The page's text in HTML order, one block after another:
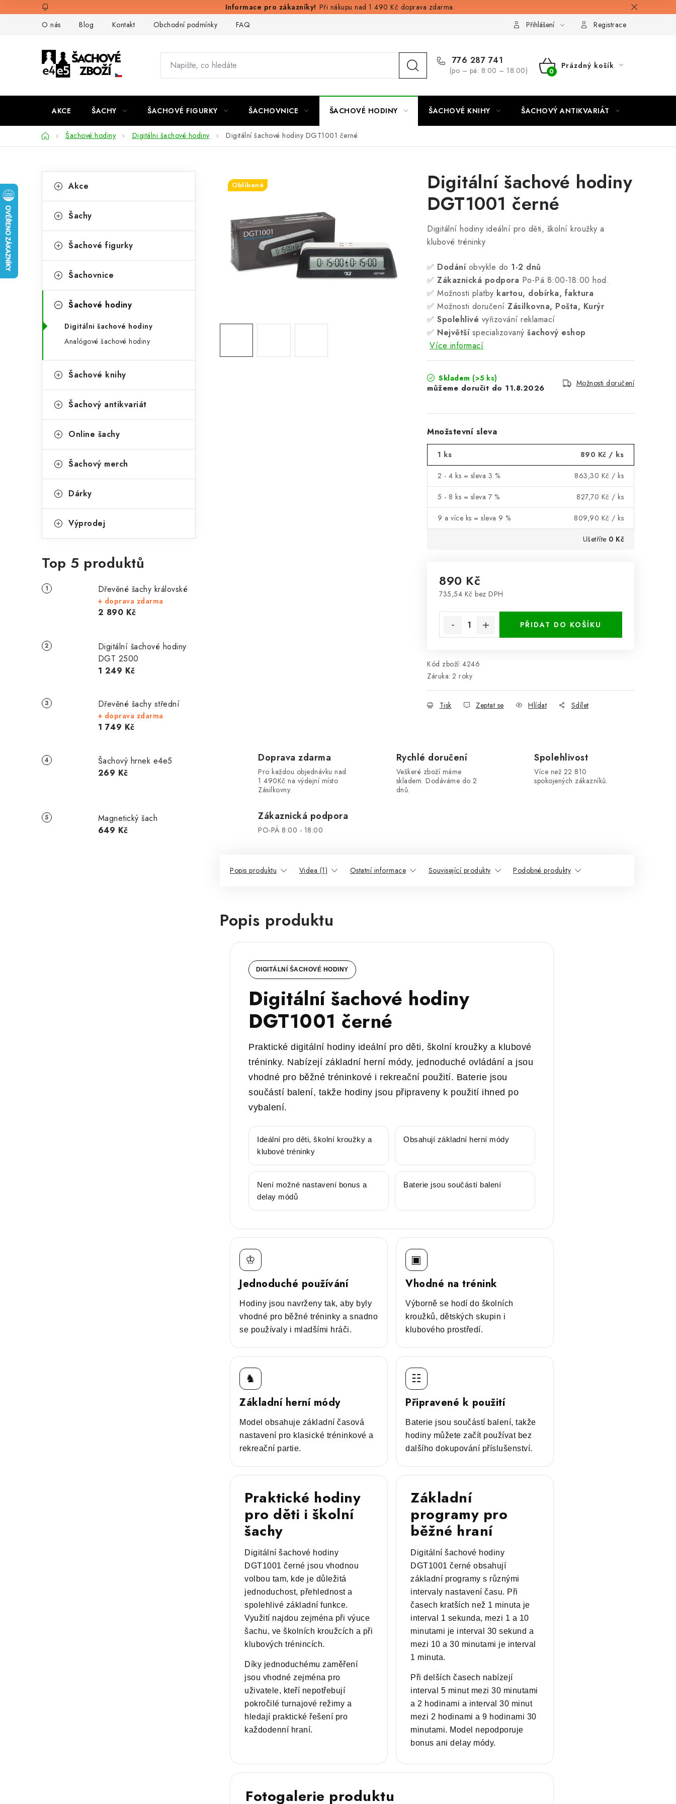
na
Při nákupu nad 1 490 Kč doprava zdarma.
O nás
Blog Kontakt Obchodní podmínky FAQ Přihlášení Registrace
776 287 741
(po – pá: 8:00 – 18:00)
NÁKUPNÍ
Prázdný košík
AKCE ŠACHY ŠACHOVÉ FIGURKY ŠACHOVNICE ŠACHOVÉ HODINY ŠACHOVÉ KNIHY ŠACHOVÝ ANTIKVARIÁT
DomůŠachové hodiny Digitálni šachové hodiny Digitální šachové hodiny DGT1001 černé
o
t
r
n
í
n
kategorie
a
e
o
i
Akce
Šachy
Šachové figurky
Šachovnice
Šachové hodiny
Digitálni šachové hodiny
Analógové šachové hodiny
Šachové knihy
Šachový antikvariát
Online šachy
Šachový merch
Dárky
Výprodej
Top 5 produktů
Dřevěné šachy královské
+ doprava zdarma
2 890 Kč
Digitální šachové hodiny
DGT 2500
1 249 Kč
Dřevěné šachy střední
+ doprava zdarma
1 749 Kč
Šachový hrnek e4e5
269 Kč
Magnetický šach
649 Kč
Digitální šachové hodiny
DGT1001 černé
Digitální hodiny ideální pro děti, školní kroužky a
klubové tréninky
✅ Dodáníobvykle do 1-2 dnů
✅ Zákaznická podpora Po-Pá 8:00-18:00 hod.
✅ Možnosti platby kartou, dobírka, faktura
✅ Možnosti doručení Zásilkovna, Pošta, Kurýr
✅ Spolehlivé vyřizování reklamací
✅ Největšíspecializovaný šachový eshop
Více informací
Skladem (>5 ks)
11.8.2026 Možnosti doručení
Množstevní sleva
1 ks 890 Kč / ks
2 - 4 ks = sleva 3 % 863,30 Kč / ks
5 - 8 ks = sleva 7 % 827,70 Kč / ks
9 a více ks = sleva 9 % 809,90 Kč / ks
Ušetříte 0 Kč
890 Kč
735,54 Kč bez DPH
PŘIDAT DO KOŠÍKU
Kód zboží: 4246
Záruka: 2 roky
Tisk Zeptat se Hlídat Sdílet
Oblíbené
Doprava zdarma
Pro každou objednávku nad
1 490Kč na výdejní místo
Zásilkovny.
Rychlé doručení
Veškeré zboží máme
skladem. Dodáváme do 2
dnů.
Spolehlivost
Více než 22 810
spokojených zákazníků.
Zákaznická podpora
PO-PÁ 8:00 - 18:00
Popis produktu Videa (1) Ostatní informace Související produkty Podobné produkty
Popis produktu
DIGITÁLNÍ ŠACHOVÉ HODINY
Digitální šachové hodiny
DGT1001 černé
Praktické digitální hodiny ideální pro děti, školní kroužky a klubové
tréninky. Nabízejí základní herní módy, jednoduché ovládání a jsou
vhodné pro běžné tréninkové i rekreační použití. Baterie jsou
součástí balení, takže hodiny jsou připraveny k použití ihned po
vybalení.
Ideální pro děti, školní kroužky a
klubové tréninky
Obsahují základní herní módy
Není možné nastavení bonus a
delay módů
Baterie jsou součástí balení
♔
Jednoduché používání
Hodiny jsou navrženy tak, aby byly
vhodné pro běžné tréninky a snadno
se používaly i mladšími hráči.
▣
Vhodné na trénink
Výborně se hodí do školních
kroužků, dětských skupin i
klubového prostředí.
♞
Základní herní módy
Model obsahuje základní časová
nastavení pro klasické tréninkové a
rekreační partie.
☷
Připravené k použití
Baterie jsou součástí balení, takže
hodiny můžete začít používat bez
dalšího dokupování příslušenství.
Praktické hodiny
pro děti i školní
šachy
Digitální šachové hodiny
DGT1001 černé jsou vhodnou
volbou tam, kde je důležitá
jednoduchost, přehlednost a
spolehlivé základní funkce.
Využití najdou zejména při výuce
šachu, ve školních kroužcích a při
klubových trénincích.
Díky jednoduchému zaměření
jsou vhodné zejména pro
uživatele, kteří nepotřebují
pokročilé turnajové režimy a
hledají praktické řešení pro
každodenní hraní.
Základní
programy pro
běžné hraní
Digitální šachové hodiny
DGT1001 černé obsahují
základní programy s různými
intervaly nastavení času. Při
časech kratších než 1 minuta je
interval 1 sekunda, mezi 1 a 10
minutami je interval 30 sekund a
mezi 10 a 30 minutami je interval
1 minuta.
Při delších časech nabízejí
interval 5 minut mezi 30 minutami
a 2 hodinami a interval 30 minut
mezi 2 hodinami a 9 hodinami 30
minutami. Model nepodporuje
bonus ani delay módy.
Fotogalerie produktu